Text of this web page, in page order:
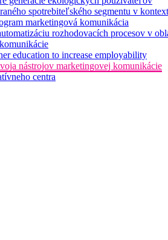
spotrebiteľského segmentu v
marketingová komunikácia
rozhodovacích procesov v
education to increase employability
nástrojov marketingovej komunikácie
centra